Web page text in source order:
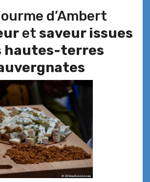
d’Ambert
et saveur issues
hautes-terres